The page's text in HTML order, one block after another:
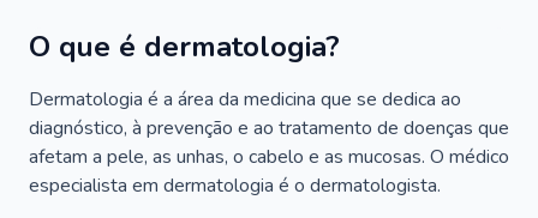
O que é dermatologia?
Dermatologia é a área da medicina que se dedica ao
diagnóstico, à prevenção e ao tratamento de doenças que
afetam a pele, as unhas, o cabelo e as mucosas. O médico
especialista em dermatologia é o dermatologista.